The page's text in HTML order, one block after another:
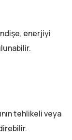
enerjiyi
tehlikeli veya